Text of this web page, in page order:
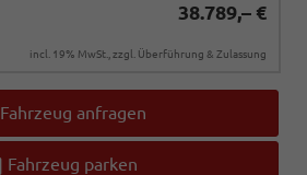
38.789,– €
incl. 19% MwSt., zzgl. Überführung & Zulassung
Fahrzeug anfragen
Fahrzeug parken